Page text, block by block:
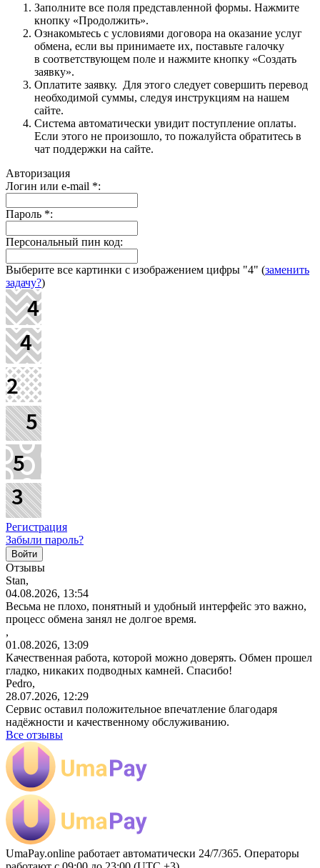
Заполните все поля представленной формы. Нажмите
кнопку «Продолжить».
Ознакомьтесь с условиями договора на оказание услуг
обмена, если вы принимаете их, поставьте галочку
в соответствующем поле и нажмите кнопку «Создать
заявку».
Оплатите заявку. Для этого следует совершить перевод
необходимой суммы, следуя инструкциям на нашем
сайте.
Система автоматически увидит поступление оплаты.
Если этого не произошло, то пожалуйста обратитесь в
чат поддержки на сайте.
Авторизация
Логин или e-mail *:
Пароль *:
Персональный пин код:
Выберите все картинки с изображением цифры "4" (заменить
задачу?)
Регистрация
Забыли пароль?
Отзывы
Stan,
04.08.2026, 13:54
Весьма не плохо, понятный и удобный интерфейс это важно,
процесс обмена занял не долгое время.
,
01.08.2026, 13:09
Качественная работа, которой можно доверять. Обмен прошел
гладко, никаких подводных камней. Спасибо!
Pedro,
28.07.2026, 12:29
Сервис оставил положительное впечатление благодаря
надёжности и качественному обслуживанию.
Все отзывы
UmaPay.online работает автоматически 24/7/365. Операторы